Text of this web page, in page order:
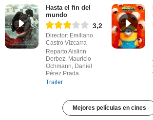
Hasta el fin del
mundo
3,2
Director: Emiliano
Castro Vizcarra
Reparto Aislinn
Derbez, Mauricio
Ochmann, Daniel
Pérez Prada
Trailer
Mejores películas en cines